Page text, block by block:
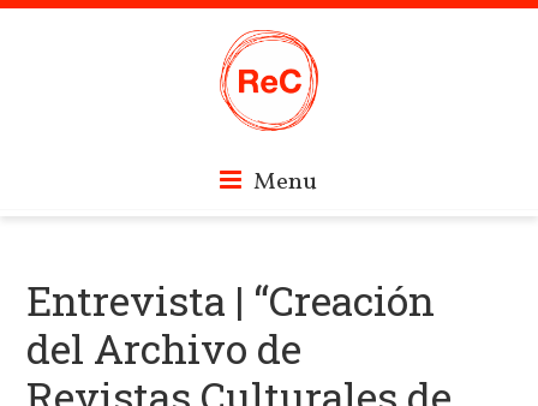
Revistas
Culturales
de
Menu
Entrevista | “Creación
del Archivo de